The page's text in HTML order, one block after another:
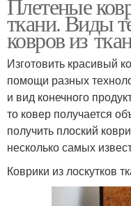
ткани. Виды
ковров из
Изготовить красивый
помощи разных
и вид конечного
то ковер получается
получить плоский
несколько самых
Коврики из лоскутков